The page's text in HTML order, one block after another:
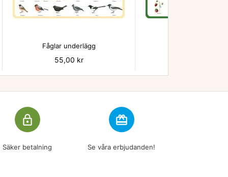

Fåglar underlägg
Pris
55,00 kr
lock_outline
Säker betalning
redeem
Se våra erbjudanden!